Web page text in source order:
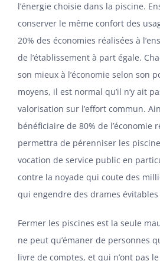
l’énergie choisie dans la piscine.
conserver le même confort des
20% des économies réalisées à
de l’établissement à part égale.
son mieux à l’économie selon son
moyens, il est normal qu’il n’y ait
valorisation sur l’effort commun.
bénéficiaire de 80% de l’économie
permettra de pérenniser les
vocation de service public en
contre la noyade qui coute des
qui engendre des drames
Fermer les piscines est la seule
ne peut qu’émaner de personnes
livre de comptes, et qui n’ont pas